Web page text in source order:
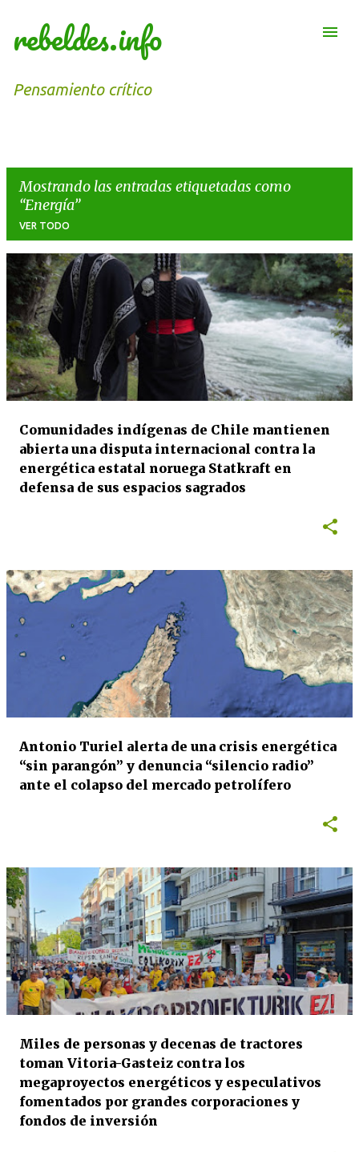
Ir al contenido principal
rebeldes.info
Pensamiento crítico
Mostrando las entradas etiquetadas como
Energía
VER TODO
E
t
r
a
d
Comunidades indígenas de Chile mantienen
abierta una disputa internacional contra la
energética estatal noruega Statkraft en
defensa de sus espacios sagrados
Antonio Turiel alerta de una crisis energética
“sin parangón” y denuncia “silencio radio”
ante el colapso del mercado petrolífero
Miles de personas y decenas de tractores
toman Vitoria-Gasteiz contra los
megaproyectos energéticos y especulativos
fomentados por grandes corporaciones y
fondos de inversión